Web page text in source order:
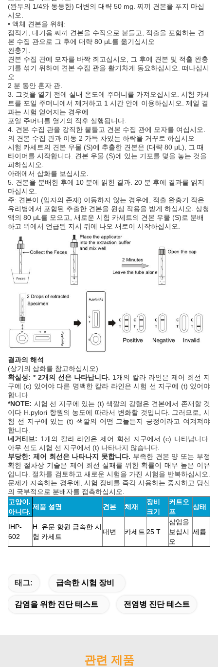
(완두의 1/4와 동등한) 대변의 대략 50 mg. 찌끼 견본을 푸지 마십
시오.
• 액체 견본을 위해:
점적기, 대기음 찌끼 견본을 수직으로 붙들고, 적출을 포함하는 견
본 수집 관으로 그 후에 대략 80 μL를 옮기십시오
완충기.
견본 수집 관에 모자를 바짝 죄고십시오, 그 후에 견본 및 적출 완충
기를 섞기 위하여 견본 수집 관을 활기차게 동요하십시오. 떠나십시
오
2 분 동안 혼자 관.
3. 그것을 열기 전에 실내 온도에 주머니를 가져오십시오. 시험 카세
트를 포일 주머니에서 제거하고 1 시간 안에 이용하십시오. 제일 결
과는 시험 얻어지는 경우에
포일 주머니를 열기의 직후 실행됩니다.
4. 견본 수집 관을 강직한 붙들고 견본 수집 관에 모자를 여십시오.
의 견본 수집 관과 이동 2 가득 차있는 하락을 거꾸로 하십시오
시험 카세트의 견본 우물 (S)에 추출한 견본은 (대략 80 μL), 그 때
타이머를 시작합니다. 견본 우물 (S)에 있는 기포를 덫을 놓는 것을
피하십시오.
아래에서 삽화를 보십시오.
5. 견본을 분배한 후에 10 분에 읽힌 결과. 20 분 후에 결과를 읽지
마십시오.
주: 견본이 (입자의 존재) 이동하지 않는 경우에, 적출 완충기 작은
유리병에서 포함된 추출한 견본을 원심 작용을 받게 하십시오. 상청
액의 80 μL를 모으고, 새로운 시험 카세트의 견본 우물 (S)로 분배
하고 위에서 언급된 지시 뒤에 나오 새로이 시작하십시오.
결과의 해석
(상기의 삽화를 참고하십시오)
확실성: * 2개의 선은 나타납니다. 1개의 칼라 라인은 제어 회선 지
구에 (c) 있어야 다른 명백한 칼라 라인은 시험 선 지구에 (t) 있어야
합니다.
*NOTE: 시험 선 지구에 있는 (t) 색깔의 강렬은 견본에서 존재할 것
이다 H.pylori 항원의 농도에 따라서 변화할 것입니다. 그러므로, 시
험 선 지구에 있는 (t) 색깔의 어떤 그늘든지 긍정이라고 여겨져야
합니다.
네거티브: 1개의 칼라 라인은 제어 회선 지구에서 (c) 나타납니다.
아무 선도 시험 선 지구에서 (t) 나타나지 않습니다.
부당한: 제어 회선은 나타나지 못합니다. 부족한 견본 양 또는 부정
확한 절차상 기술은 제어 회선 실패를 위한 확률이 매우 높은 이유
입니다. 절차를 검토하고 새로운 시험을 가진 시험을 반복하십시오.
문제가 지속하는 경우에, 시험 장비를 즉각 사용하는 중지하고 당신
의 국부적으로 분배자를 접촉하십시오.
고양이.
아니다.
제품 설명 견본 체재
장비
크기
커트오
프
상태
IHP-
602
H. 유문 항원 급속한 시
험 카세트
대변 카세트 25 T
삽입을
보십시
오
세륨
태그: 급속한 시험 장비
감염을 위한 진단 테스트 전염병 진단 테스트
관련 제품